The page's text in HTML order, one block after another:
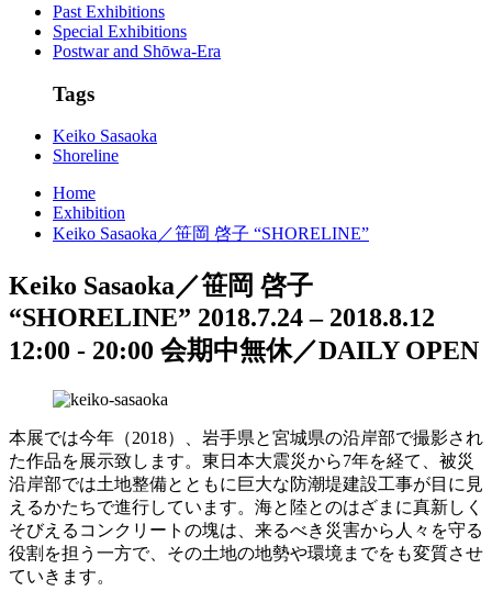
Past Exhibitions
Special Exhibitions
Postwar and Shōwa-Era
Tags
Keiko Sasaoka
Shoreline
Home
Exhibition
Keiko Sasaoka／笹岡 啓子 “SHORELINE”
Keiko Sasaoka／笹岡 啓子
“SHORELINE” 2018.7.24 – 2018.8.12
12:00 - 20:00 会期中無休／DAILY OPEN
本展では今年（2018）、岩手県と宮城県の沿岸部で撮影され
た作品を展示致します。東日本大震災から7年を経て、被災
沿岸部では土地整備とともに巨大な防潮堤建設工事が目に見
えるかたちで進行しています。海と陸とのはざまに真新しく
そびえるコンクリートの塊は、来るべき災害から人々を守る
役割を担う一方で、その土地の地勢や環境までをも変質させ
ていきます。